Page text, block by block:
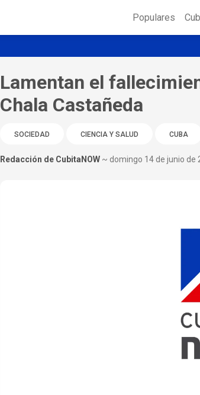
Populares
Lamentan el
Chala Castañeda
SOCIEDAD CIENCIA Y SALUD CUBA
Redacción de CubitaNOW ~ domingo 14 de junio de